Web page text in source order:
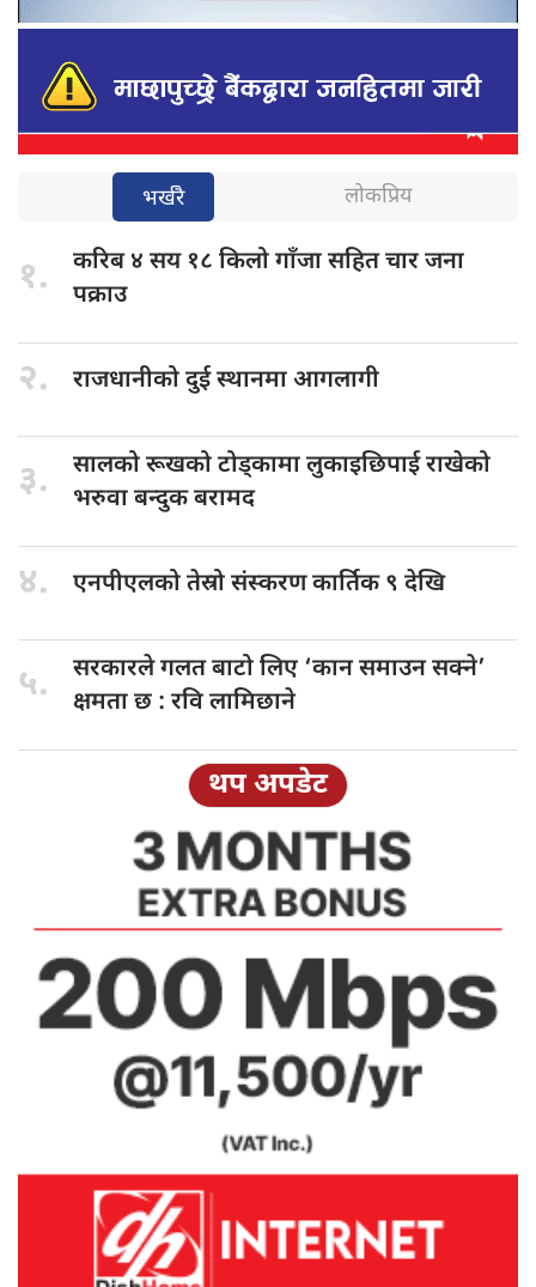
भर्खरै लोकप्रिय
१. करिब ४ सय १८ किलो गाँजा सहित चार जना
पक्राउ
२. राजधानीको दुईस्थानमा आगलागी
३. सालको रूखकोटोड्कामा लुकाइछिपाई राखेको
भरुवा बन्दुक बरामद
४. एनपीएलको तेस्रोसंस्करण कार्तिक ९ देखि
५. सरकारले गलतबाटो लिए ‘कान समाउन सक्ने’
क्षमता छ : रवि लामिछाने
थप अपडेट